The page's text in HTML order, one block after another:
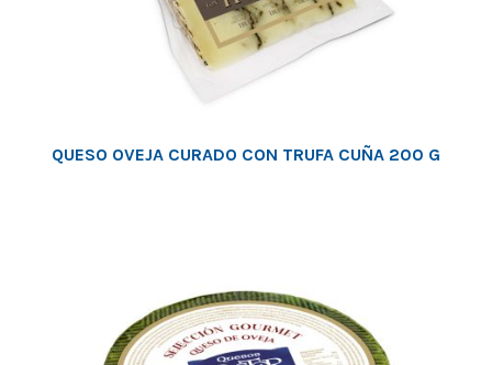
QUESO OVEJA CURADO CON TRUFA CUÑA 200 G